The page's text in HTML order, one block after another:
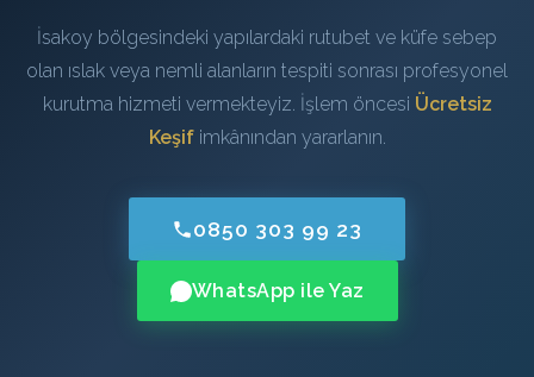
İsakoy bölgesindeki yapılardaki rutubet ve küfe sebep
olan ıslak veya nemli alanların tespiti sonrası profesyonel
kurutma hizmeti vermekteyiz. İşlem öncesi Ücretsiz
Keşifimkânından yararlanın.
0850 303 99 23
WhatsApp ile Yaz